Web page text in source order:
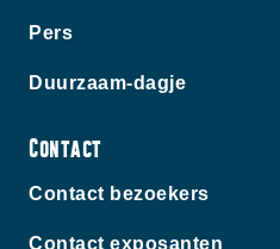
Pers
Duurzaam-dagje
Contact
Contact bezoekers
Contact exposanten